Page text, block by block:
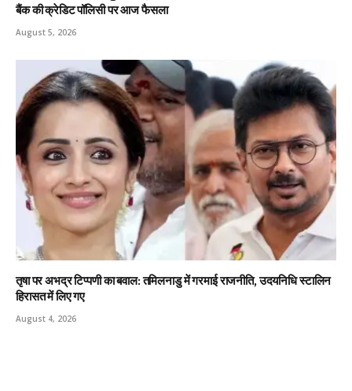
बैंक की क्रेडिट पॉलिसी पर आज फैसला
August 5, 2026
तृषा पर अभद्र टिप्पणी का बवाल: तमिलनाडु में गरमाई राजनीति, उदयनिधि स्टालिन
हिरासत में लिए गए
August 4, 2026